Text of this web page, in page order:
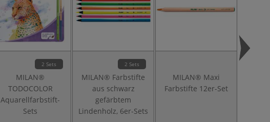
2 Sets
MILAN®
TODOCOLOR
Aquarellfarbstift-
Sets
2 Sets
MILAN® Farbstifte
aus schwarz
gefärbtem
Lindenholz, 6er-Sets
MILAN® Maxi
Farbstifte 12er-Set